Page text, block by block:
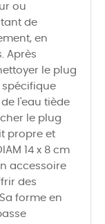
ou
de
en
Après
le plug
spécifique
l'eau tiède
le plug
propre et
14 x 8 cm
accessoire
des
forme en